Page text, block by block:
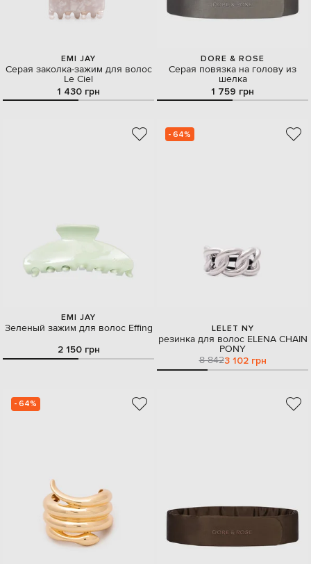
EMI JAY
Серая заколка-зажим для волос
Le Ciel
1 430 грн
DORE & ROSE
Серая повязка на голову из
шелка
1 759 грн
EMI JAY
Зеленый зажим для волос Effing
2 150 грн
- 64%
LELET NY
резинка для волос ELENA CHAIN
PONY
8 8423 102 грн
- 64%